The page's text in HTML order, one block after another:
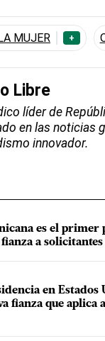
MUJER +
Libre
líder de
en las noticias
innovador.
es el primer
a
en Estados
fianza que aplica